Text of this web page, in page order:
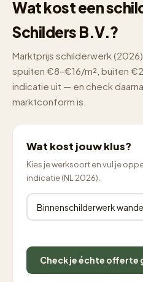
Wat kost een
Schilders B.V.?
Marktprijs schilderwerk
spuiten €8–€16/m², buiten
indicatie uit — en check
marktconform is.
Wat kost jouw klus?
Kies je werksoort en vul je
indicatie (NL 2026).
Check je échte offerte